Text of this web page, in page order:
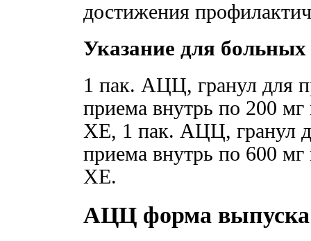
достижения
Указание для
1 пак. АЦЦ, гранул для
приема внутрь по 200 мг
ХЕ, 1 пак. АЦЦ, гранул
приема внутрь по 600 мг
ХЕ.
АЦЦ форма выпуска